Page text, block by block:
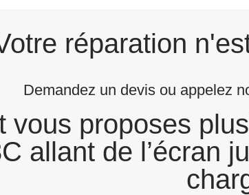
réparation
Demandez un devis ou appelez
vous proposes
allant de l’écran